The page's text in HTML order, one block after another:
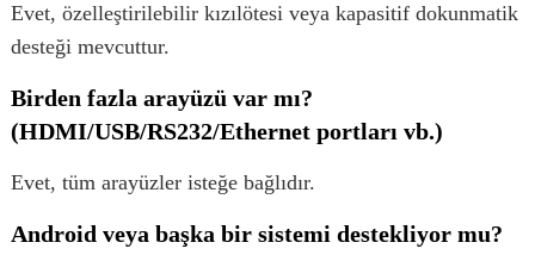
Evet, özelleştirilebilir kızılötesi veya kapasitif dokunmatik
desteği mevcuttur.
Birden fazla arayüzü var mı?
(HDMI/USB/RS232/Ethernet portları vb.)
Evet, tüm arayüzler isteğe bağlıdır.
Android veya başka bir sistemi destekliyor mu?